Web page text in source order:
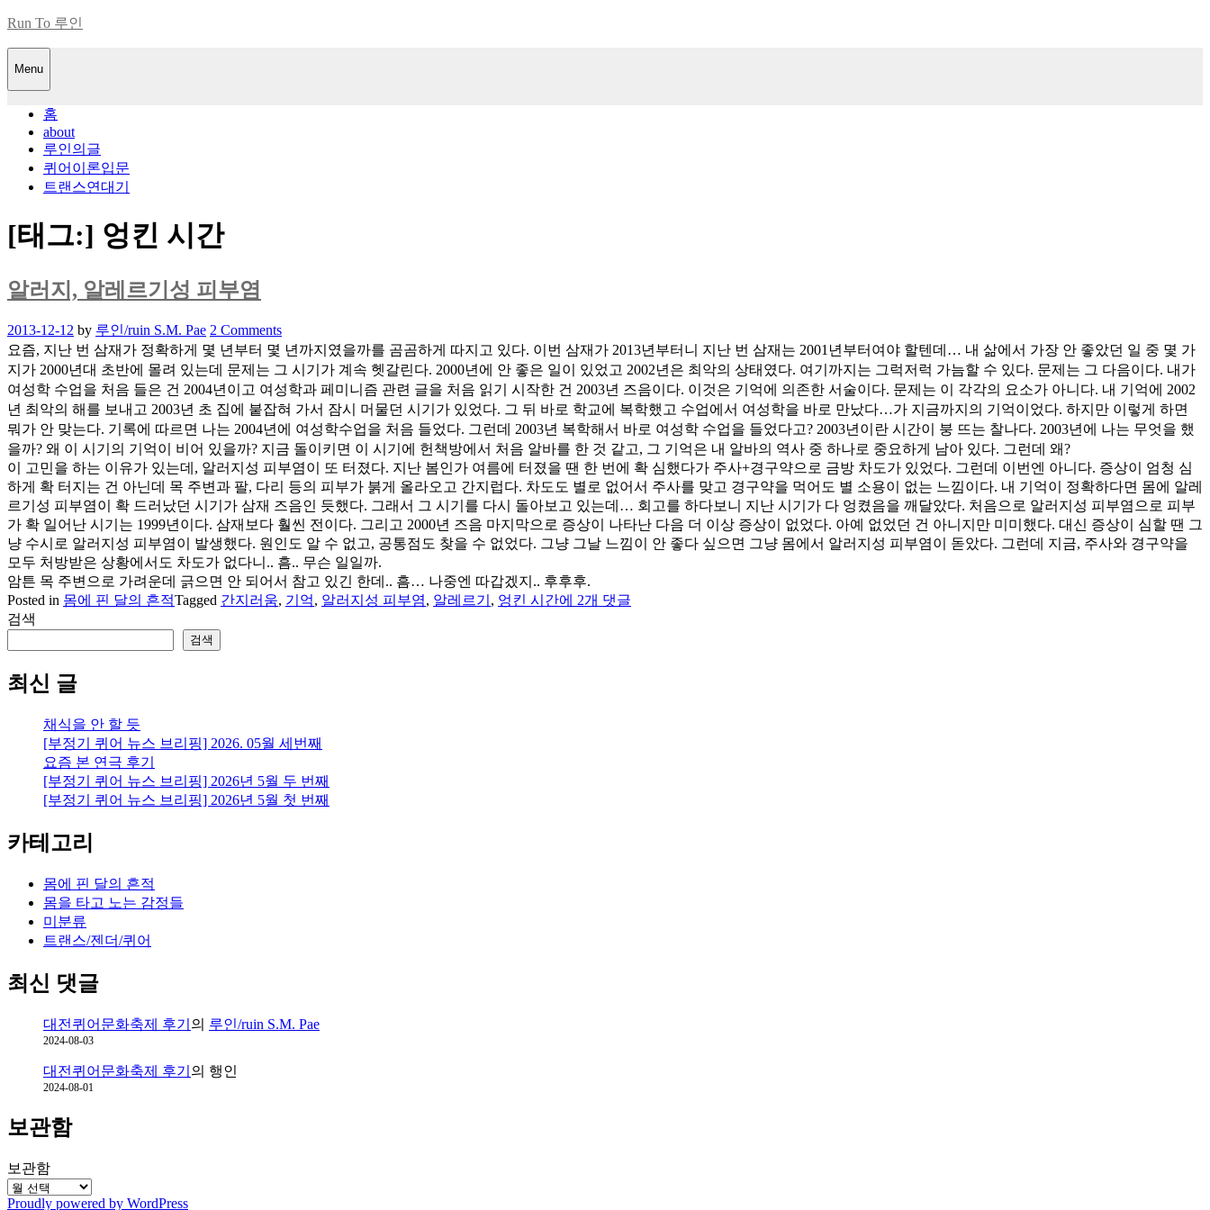
Skip
content
Run To 루인
Menu
홈
about
루인의글
퀴어이론입문
트랜스연대기
[태그:] 엉킨 시간
알러지, 알레르기성 피부염
Posted
on
2013-12-12 by 루인/ruin S.M. Pae 2 Comments
요즘, 지난 번 삼재가 정확하게 몇 년부터 몇 년까지였을까를 곰곰하게 따지고 있다. 이번 삼재가 2013년부터니 지난 번 삼재는 2001년부터여야 할텐데… 내 삶에서 가장 안 좋았던 일 중 몇 가
지가 2000년대 초반에 몰려 있는데 문제는 그 시기가 계속 헷갈린다. 2000년에 안 좋은 일이 있었고 2002년은 최악의 상태였다. 여기까지는 그럭저럭 가늠할 수 있다. 문제는 그 다음이다. 내가
여성학 수업을 처음 들은 건 2004년이고 여성학과 페미니즘 관련 글을 처음 읽기 시작한 건 2003년 즈음이다. 이것은 기억에 의존한 서술이다. 문제는 이 각각의 요소가 아니다. 내 기억에 2002
년 최악의 해를 보내고 2003년 초 집에 붙잡혀 가서 잠시 머물던 시기가 있었다. 그 뒤 바로 학교에 복학했고 수업에서 여성학을 바로 만났다…가 지금까지의 기억이었다. 하지만 이렇게 하면
뭐가 안 맞는다. 기록에 따르면 나는 2004년에 여성학수업을 처음 들었다. 그런데 2003년 복학해서 바로 여성학 수업을 들었다고? 2003년이란 시간이 붕 뜨는 찰나다. 2003년에 나는 무엇을 했
을까? 왜 이 시기의 기억이 비어 있을까? 지금 돌이키면 이 시기에 헌책방에서 처음 알바를 한 것 같고, 그 기억은 내 알바의 역사 중 하나로 중요하게 남아 있다. 그런데 왜?
이 고민을 하는 이유가 있는데, 알러지성 피부염이 또 터졌다. 지난 봄인가 여름에 터졌을 땐 한 번에 확 심했다가 주사+경구약으로 금방 차도가 있었다. 그런데 이번엔 아니다. 증상이 엄청 심
하게 확 터지는 건 아닌데 목 주변과 팔, 다리 등의 피부가 붉게 올라오고 간지럽다. 차도도 별로 없어서 주사를 맞고 경구약을 먹어도 별 소용이 없는 느낌이다. 내 기억이 정확하다면 몸에 알레
르기성 피부염이 확 드러났던 시기가 삼재 즈음인 듯했다. 그래서 그 시기를 다시 돌아보고 있는데… 회고를 하다보니 지난 시기가 다 엉켰음을 깨달았다. 처음으로 알러지성 피부염으로 피부
가 확 일어난 시기는 1999년이다. 삼재보다 훨씬 전이다. 그리고 2000년 즈음 마지막으로 증상이 나타난 다음 더 이상 증상이 없었다. 아예 없었던 건 아니지만 미미했다. 대신 증상이 심할 땐 그
냥 수시로 알러지성 피부염이 발생했다. 원인도 알 수 없고, 공통점도 찾을 수 없었다. 그냥 그날 느낌이 안 좋다 싶으면 그냥 몸에서 알러지성 피부염이 돋았다. 그런데 지금, 주사와 경구약을
모두 처방받은 상황에서도 차도가 없다니.. 흠.. 무슨 일일까.
암튼 목 주변으로 가려운데 긁으면 안 되어서 참고 있긴 한데.. 흠… 나중엔 따갑겠지.. 후후후.
Posted in 몸에 핀 달의 흔적Tagged 간지러움, 기억, 알러지성 피부염, 알레르기 , 엉킨 시간알
에 2개 댓글
검색
검색
최신 글
채식을 안 할 듯
[부정기 퀴어 뉴스 브리핑] 2026. 05월 세번째
요즘 본 연극 후기
[부정기 퀴어 뉴스 브리핑] 2026년 5월 두 번째
[부정기 퀴어 뉴스 브리핑] 2026년 5월 첫 번째
카테고리
몸에 핀 달의 흔적
몸을 타고 노는 감정들
미분류
트랜스/젠더/퀴어
최신 댓글
대전퀴어문화축제 후기 의 루인/ruin S.M. Pae
2024-08-03
대전퀴어문화축제 후기 의 행인
2024-08-01
보관함
보관함
Proudly powered by WordPress